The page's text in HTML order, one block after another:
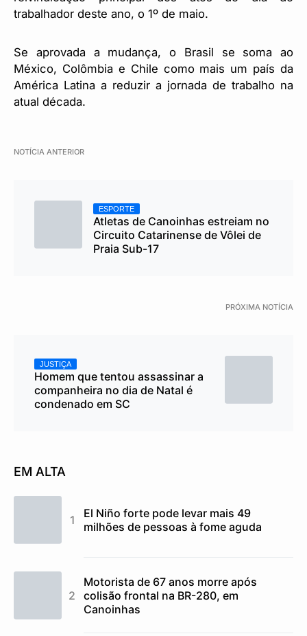
trabalhador deste ano, o 1º de maio.
Se aprovada a mudança, o Brasil se soma ao
México, Colômbia e Chile como mais um país da
América Latina a reduzir a jornada de trabalho na
atual década.
NOTÍCIA ANTERIOR
ESPORTE
Atletas de Canoinhas estreiam no
Circuito Catarinense de Vôlei de
Praia Sub-17
PRÓXIMA NOTÍCIA
JUSTIÇA
Homem que tentou assassinar a
companheira no dia de Natal é
condenado em SC
EM ALTA
El Niño forte pode levar mais 49
milhões de pessoas à fome aguda
Motorista de 67 anos morre após
colisão frontal na BR-280, em
Canoinhas